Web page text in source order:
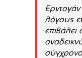
Ερντογάν
λόγους
επιβάλει